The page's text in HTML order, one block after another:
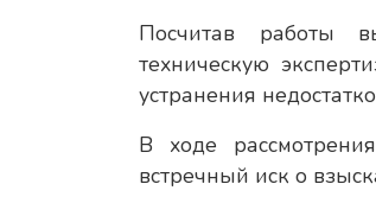
Посчитав работы
техническую
устранения
В ходе
встречный иск о